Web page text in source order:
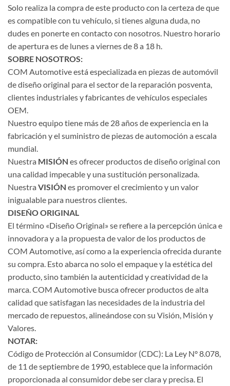
Solo realiza la compra de este producto con la certeza de que
es compatible con tu vehículo, si tienes alguna duda, no
dudes en ponerte en contacto con nosotros. Nuestro horario
de apertura es de lunes a viernes de 8 a 18 h.
SOBRE NOSOTROS:
COM Automotive está especializada en piezas de automóvil
de diseño original para el sector de la reparación posventa,
clientes industriales y fabricantes de vehículos especiales
OEM.
Nuestro equipo tiene más de 28 años de experiencia en la
fabricación y el suministro de piezas de automoción a escala
mundial.
Nuestra MISIÓN es ofrecer productos de diseño original con
una calidad impecable y una sustitución personalizada.
Nuestra VISIÓN es promover el crecimiento y un valor
inigualable para nuestros clientes.
DISEÑO ORIGINAL
El término «Diseño Original» se refiere a la percepción única e
innovadora y a la propuesta de valor de los productos de
COM Automotive, así como a la experiencia ofrecida durante
su compra. Esto abarca no solo el empaque y la estética del
producto, sino también la autenticidad y creatividad de la
marca. COM Automotive busca ofrecer productos de alta
calidad que satisfagan las necesidades de la industria del
mercado de repuestos, alineándose con su Visión, Misión y
Valores.
NOTAR:
Código de Protección al Consumidor (CDC): La Ley N° 8.078,
de 11 de septiembre de 1990, establece que la información
proporcionada al consumidor debe ser clara y precisa. El